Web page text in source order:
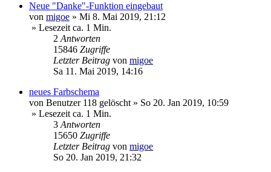
Neue "Danke"-Funktion eingebaut
von migoe » Mi 8. Mai 2019, 21:12
» Lesezeit ca. 1 Min.
2Antworten
15846 Zugriffe
Letzter Beitrag von migoe
Sa 11. Mai 2019, 14:16
neues Farbschema
von Benutzer 118 gelöscht» So 20. Jan 2019, 10:59
» Lesezeit ca. 1 Min.
3Antworten
15650 Zugriffe
Letzter Beitrag von migoe
So 20. Jan 2019, 21:32